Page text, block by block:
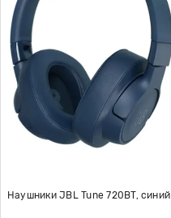
Наушники JBL Tune 720BT, синий